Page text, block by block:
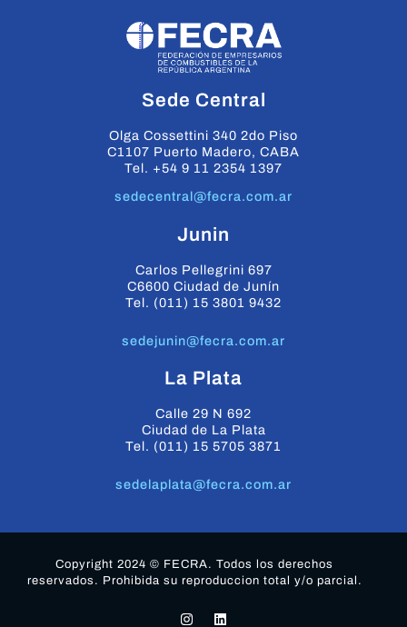
Sede Central
Olga Cossettini 340 2do Piso
C1107 Puerto Madero, CABA
Tel. +54 9 11 2354 1397
sedecentral@fecra.com.ar
Junin
Carlos Pellegrini 697
C6600 Ciudad de Junín
Tel. (011) 15 3801 9432
sedejunin@fecra.com.ar
La Plata
Calle 29 N 692
Ciudad de La Plata
Tel. (011) 15 5705 3871
sedelaplata@fecra.com.ar
Copyright 2024 © FECRA. Todos los derechos
reservados. Prohibida su reproduccion total y/o parcial.